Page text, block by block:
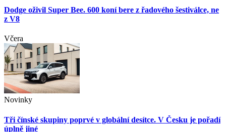
Dodge oživil Super Bee. 600 koní bere z řadového šestiválce, ne
z V8
Včera
Novinky
Tři čínské skupiny poprvé v globální desítce. V Česku je pořadí
úplně jiné